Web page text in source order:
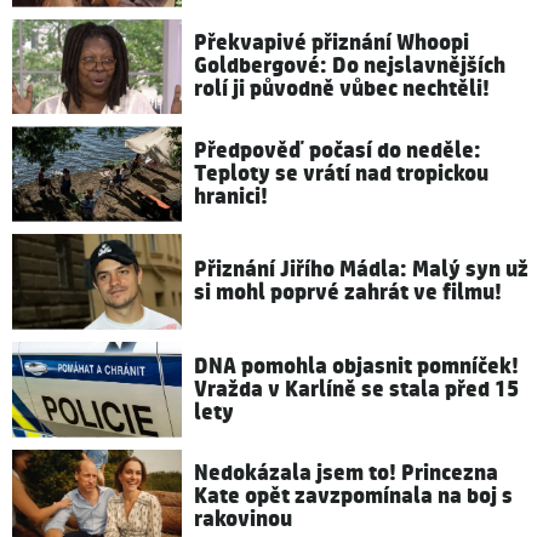
Překvapivé přiznání Whoopi
Goldbergové: Do nejslavnějších
rolí ji původně vůbec nechtěli!
Předpověď počasí do neděle:
Teploty se vrátí nad tropickou
hranici!
Přiznání Jiřího Mádla: Malý syn už
si mohl poprvé zahrát ve filmu!
DNA pomohla objasnit pomníček!
Vražda v Karlíně se stala před 15
lety
Nedokázala jsem to! Princezna
Kate opět zavzpomínala na boj s
rakovinou